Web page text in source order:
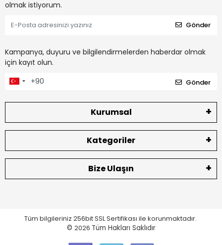
olmak istiyorum.
Gönder
Kampanya, duyuru ve bilgilendirmelerden haberdar olmak
için kayıt olun.
Gönder
Kurumsal
Kategoriler
Bize Ulaşın
Tüm bilgileriniz 256bit SSL Sertifikası ile korunmaktadır.
© 2026 Tüm Hakları Saklıdır